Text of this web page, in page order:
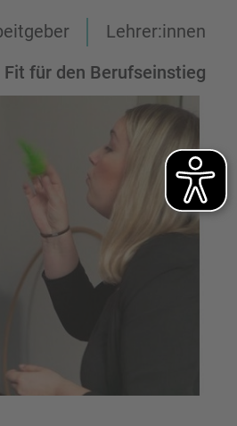
Fit für den Berufseinstieg
Lehrer:innen